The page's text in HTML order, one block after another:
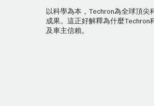
以科學為本，Techron為全球頂尖
成果。這正好解釋為什麼Techron
及車主信賴。